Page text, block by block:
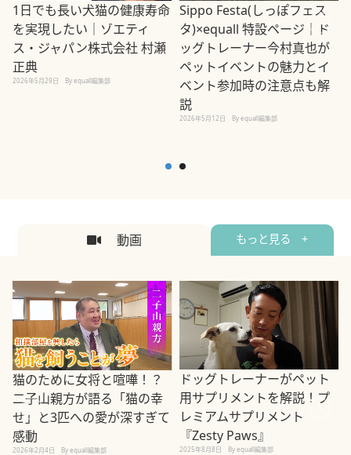
1日でも長い犬猫の健康寿命
を実現したい｜ゾエティ
ス・ジャパン株式会社 村瀬
正典
2026年5月29日 By equall編集部
Sippo Festa(しっぽフェス
タ)×equall 特設ページ｜ド
ッグトレーナー今村真也が
ペットイベントの魅力とイ
ベント参加時の注意点も解
説
2026年5月12日 By equall編集部
動画 もっと見る +
猫のために女将と喧嘩！？
二子山親方が語る「猫の幸
せ」と3匹への愛が深すぎて
感動
2026年2月4日 By equall編集部
ドッグトレーナーがペット
用サプリメントを解説！プ
レミアムサプリメント
『Zesty Paws』
2025年8月8日 By equall編集部